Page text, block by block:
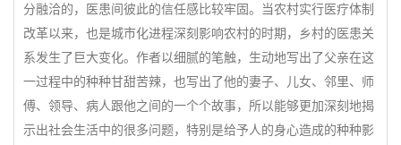
分融洽的，医患间彼此的信任感比较牢固。当农村实行医疗体制
改革以来，也是城市化进程深刻影响农村的时期，乡村的医患关
系发生了巨大变化。作者以细腻的笔触，生动地写出了父亲在这
一过程中的种种甘甜苦辣，也写出了他的妻子、儿女、邻里、师
傅、领导、病人跟他之间的一个个故事，所以能够更加深刻地揭
示出社会生活中的很多问题，特别是给予人的身心造成的种种影